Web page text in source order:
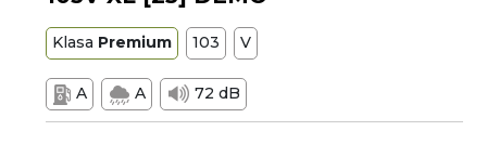
Klasa Premium 103 V
A A 72 dB